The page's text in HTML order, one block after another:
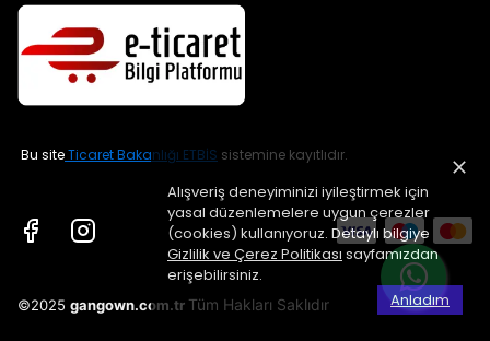
Alışveriş deneyiminizi iyileştirmek için
yasal düzenlemelere uygun çerezler
(cookies) kullanıyoruz. Detaylı bilgiye
Gizlilik ve Çerez Politikası sayfamızdan
erişebilirsiniz.
Anladım
Bu siteTicaret Bakanlığı ETBİS sistemine kayıtlıdır.
©2025 gangown.com.tr Tüm Hakları Saklıdır